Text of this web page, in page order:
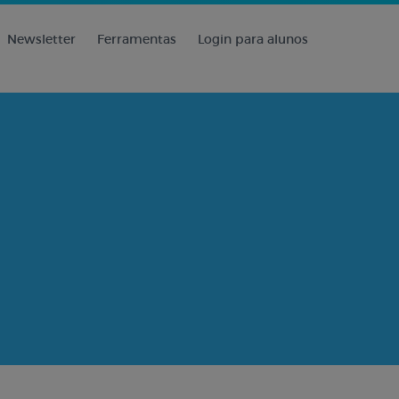
Newsletter Ferramentas Login para alunos